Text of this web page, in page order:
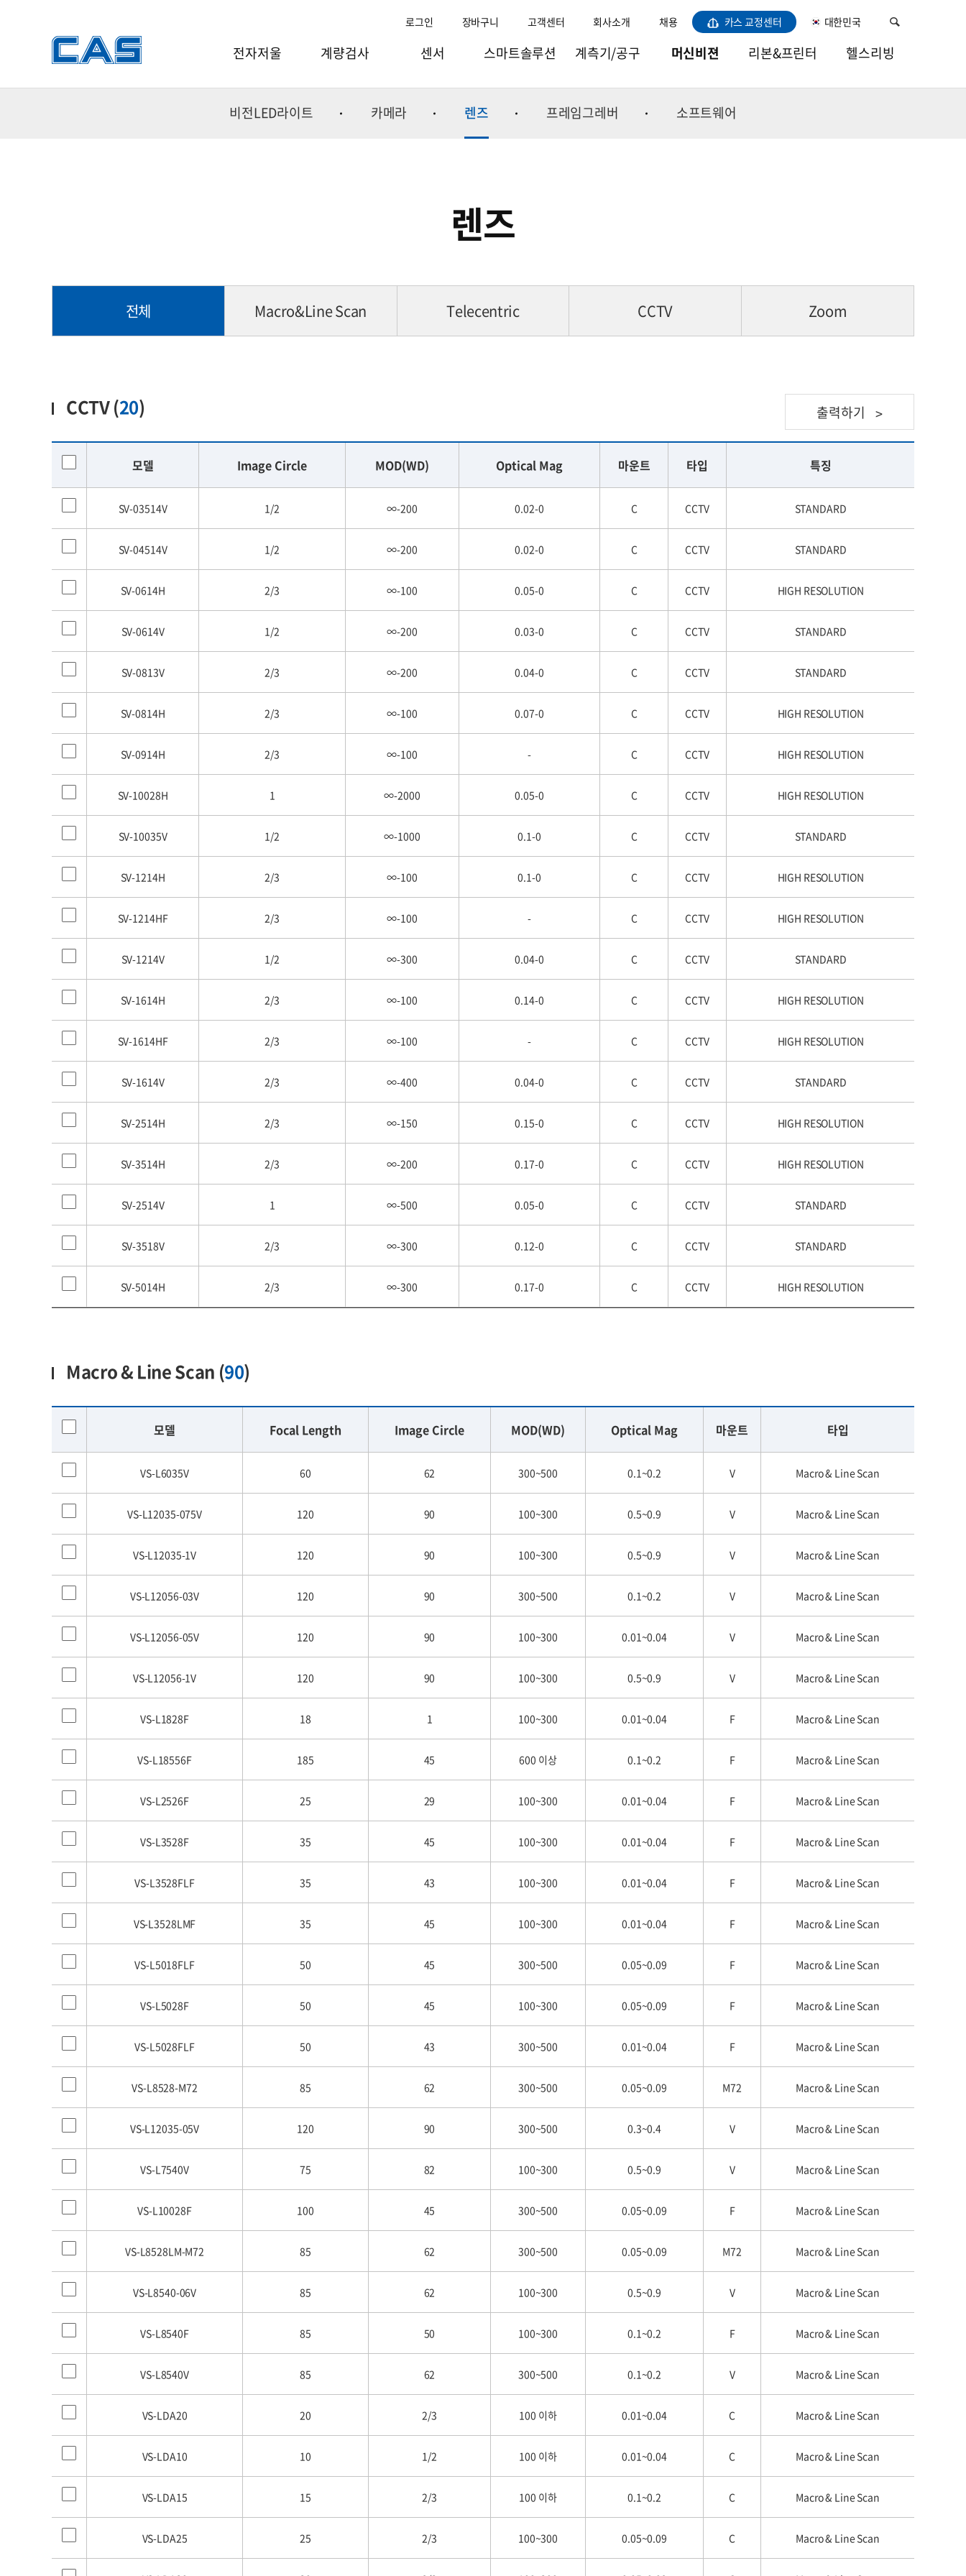
로그인 장바구니 고객센터 회사소개 채용 카스 교정센터 대한민국
전자저울
전자저울
계량검사
주변기기
센서 스마트솔루션
스마트공항
스마트연구
계측기/공구
점도/비중/수분계
환경측정기
열화상카메라
머신비젼
비전LED라이트
리본&프린터 헬스리빙
비전LED라이트 카메라 렌즈 프레임그레버 소프트웨어
렌즈
전체 Macro&Line Scan Telecentric CCTV Zoom
출력하기 >
CCTV (20)
모델 Image Circle MOD(WD) Optical Mag 마운트 타입 특징
SV-03514V 1/2 ∞-200 0.02-0 C CCTV STANDARD
SV-04514V 1/2 ∞-200 0.02-0 C CCTV STANDARD
SV-0614H 2/3 ∞-100 0.05-0 C CCTV HIGH RESOLUTION
SV-0614V 1/2 ∞-200 0.03-0 C CCTV STANDARD
SV-0813V 2/3 ∞-200 0.04-0 C CCTV STANDARD
SV-0814H 2/3 ∞-100 0.07-0 C CCTV HIGH RESOLUTION
SV-0914H 2/3 ∞-100 - C CCTV HIGH RESOLUTION
SV-10028H 1 ∞-2000 0.05-0 C CCTV HIGH RESOLUTION
SV-10035V 1/2 ∞-1000 0.1-0 C CCTV STANDARD
SV-1214H 2/3 ∞-100 0.1-0 C CCTV HIGH RESOLUTION
SV-1214HF 2/3 ∞-100 - C CCTV HIGH RESOLUTION
SV-1214V 1/2 ∞-300 0.04-0 C CCTV STANDARD
SV-1614H 2/3 ∞-100 0.14-0 C CCTV HIGH RESOLUTION
SV-1614HF 2/3 ∞-100 - C CCTV HIGH RESOLUTION
SV-1614V 2/3 ∞-400 0.04-0 C CCTV STANDARD
SV-2514H 2/3 ∞-150 0.15-0 C CCTV HIGH RESOLUTION
SV-3514H 2/3 ∞-200 0.17-0 C CCTV HIGH RESOLUTION
SV-2514V 1 ∞-500 0.05-0 C CCTV STANDARD
SV-3518V 2/3 ∞-300 0.12-0 C CCTV STANDARD
SV-5014H 2/3 ∞-300 0.17-0 C CCTV HIGH RESOLUTION
Macro & Line Scan (90)
모델 Focal Length Image Circle MOD(WD) Optical Mag 마운트 타입
VS-L6035V 60 62 300~500 0.1~0.2 V Macro & Line Scan
VS-L12035-075V 120 90 100~300 0.5~0.9 V Macro & Line Scan
VS-L12035-1V 120 90 100~300 0.5~0.9 V Macro & Line Scan
VS-L12056-03V 120 90 300~500 0.1~0.2 V Macro & Line Scan
VS-L12056-05V 120 90 100~300 0.01~0.04 V Macro & Line Scan
VS-L12056-1V 120 90 100~300 0.5~0.9 V Macro & Line Scan
VS-L1828F 18 1 100~300 0.01~0.04 F Macro & Line Scan
VS-L18556F 185 45 600 이상 0.1~0.2 F Macro & Line Scan
VS-L2526F 25 29 100~300 0.01~0.04 F Macro & Line Scan
VS-L3528F 35 45 100~300 0.01~0.04 F Macro & Line Scan
VS-L3528FLF 35 43 100~300 0.01~0.04 F Macro & Line Scan
VS-L3528LMF 35 45 100~300 0.01~0.04 F Macro & Line Scan
VS-L5018FLF 50 45 300~500 0.05~0.09 F Macro & Line Scan
VS-L5028F 50 45 100~300 0.05~0.09 F Macro & Line Scan
VS-L5028FLF 50 43 300~500 0.01~0.04 F Macro & Line Scan
VS-L8528-M72 85 62 300~500 0.05~0.09 M72 Macro & Line Scan
VS-L12035-05V 120 90 300~500 0.3~0.4 V Macro & Line Scan
VS-L7540V 75 82 100~300 0.5~0.9 V Macro & Line Scan
VS-L10028F 100 45 300~500 0.05~0.09 F Macro & Line Scan
VS-L8528LM-M72 85 62 300~500 0.05~0.09 M72 Macro & Line Scan
VS-L8540-06V 85 62 100~300 0.5~0.9 V Macro & Line Scan
VS-L8540F 85 50 100~300 0.1~0.2 F Macro & Line Scan
VS-L8540V 85 62 300~500 0.1~0.2 V Macro & Line Scan
VS-LDA20 20 2/3 100 이하 0.01~0.04 C Macro & Line Scan
VS-LDA10 10 1/2 100 이하 0.01~0.04 C Macro & Line Scan
VS-LDA15 15 2/3 100 이하 0.1~0.2 C Macro & Line Scan
VS-LDA25 25 2/3 100~300 0.05~0.09 C Macro & Line Scan